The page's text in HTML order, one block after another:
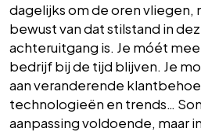
dagelijks om de oren vliegen,
bewust van dat stilstand in
achteruitgang is. Je móét
bedrijf bij de tijd blijven. Je
aan veranderende
technologieën en trends…
aanpassing voldoende, maar